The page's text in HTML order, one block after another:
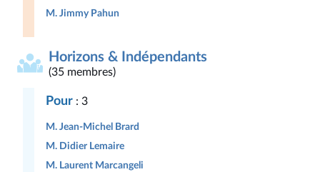
M. Jimmy Pahun
Horizons & Indépendants
(35 membres)
Pour : 3
M. Jean-Michel Brard
M. Didier Lemaire
M. Laurent Marcangeli